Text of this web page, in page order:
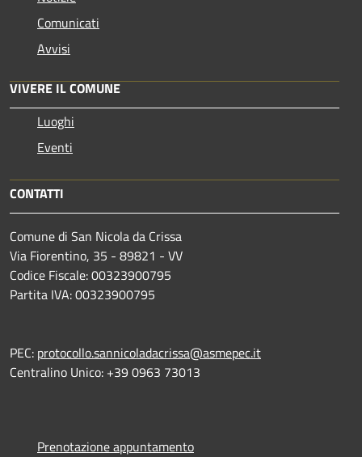
Comunicati
Avvisi
VIVERE IL COMUNE
Luoghi
Eventi
CONTATTI
Comune di San Nicola da Crissa
Via Fiorentino, 35 - 89821 - VV
Codice Fiscale: 00323900795
Partita IVA: 00323900795
PEC: protocollo.sannicoladacrissa@asmepec.it
Centralino Unico: +39 0963 73013
Prenotazione appuntamento